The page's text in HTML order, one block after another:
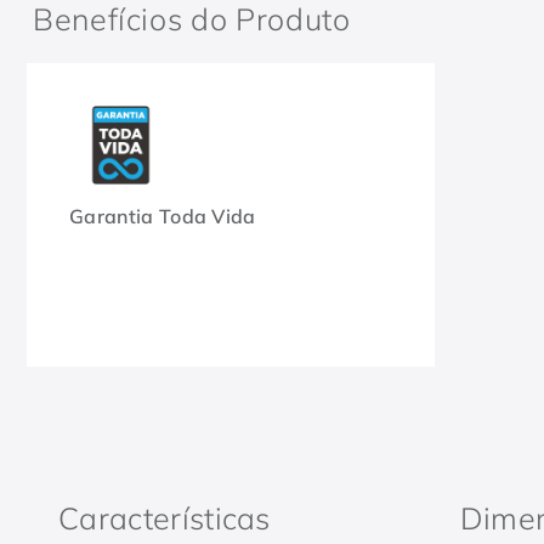
Benefícios do Produto
Garantia Toda Vida
Características